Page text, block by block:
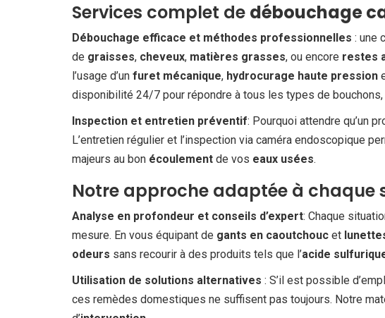
Services complet de débouchage
Débouchage efficace et méthodes professionnelles : une
de graisses, cheveux, matières grasses, ou encore restes
l’usage d’un furet mécanique, hydrocurage haute pression
disponibilité 24/7 pour répondre à tous les types de bouchons,
Inspection et entretien préventif: Pourquoi attendre qu’un
L’entretien régulier et l’inspection via caméra endoscopique
majeurs au bon écoulement de vos eaux usées.
Notre approche adaptée à chaque
Analyse en profondeur et conseils d’expert: Chaque
mesure. En vous équipant de gants en caoutchouc et
odeurs sans recourir à des produits tels que l’acide
Utilisation de solutions alternatives : S’il est possible
ces remèdes domestiques ne suffisent pas toujours. Notre